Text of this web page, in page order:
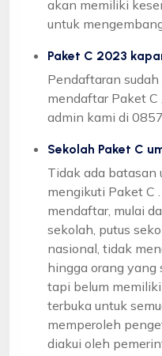
akan memiliki
untuk
Paket C 2023
Pendaftaran
mendaftar Paket
admin kami di
Sekolah Paket C
Tidak ada batasan
mengikuti Paket C
mendaftar, mulai
sekolah, putus
nasional, tidak
hingga orang yang
tapi belum
terbuka untuk
memperoleh
diakui oleh